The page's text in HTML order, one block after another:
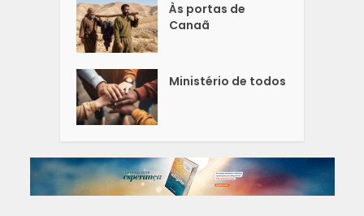
Às portas de
Canaã
Ministério de todos